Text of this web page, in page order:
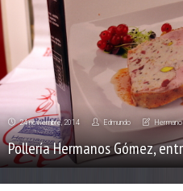
24 noviembre, 2014 Edmundo
Pollería Hermanos Gómez,